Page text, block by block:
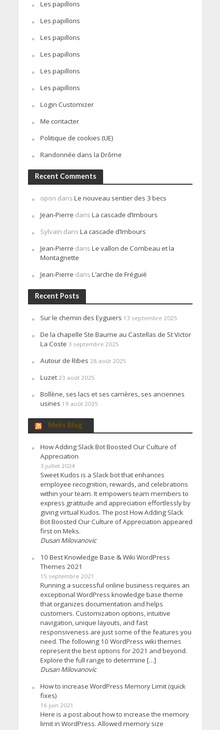
Les papillons
Les papillons
Les papillons
Les papillons
Les papillons
Les papillons
Login Customizer
Me contacter
Politique de cookies (UE)
Randonnée dans la Drôme
Recent Comments
opon dans Le nouveau sentier des 3 becs
Jean-Pierre dans La cascade d’Imbours
Sylvain dans La cascade d’Imbours
Jean-Pierre dans Le vallon de Combeau et la
Montagnette
Jean-Pierre dans L’arche de Fréguié
Recent Posts
Sur le chemin des Eyguiers 13 septembre 2025
De la chapelle Ste Baume au Castellas de St Victor
La Coste 3 septembre 2025
Autour de Ribes 28 août 2025
Luzet 23 août 2025
Bollène, ses lacs et ses carrières, ses anciennes
usines 19 août 2025
Meks Blog
How Adding Slack Bot Boosted Our Culture of
Appreciation
3 juillet 2024
Sweet Kudos is a Slack bot that enhances
employee recognition, rewards, and celebrations
within your team. It empowers team members to
express gratitude and appreciation effortlessly by
giving virtual Kudos. The post How Adding Slack
Bot Boosted Our Culture of Appreciation appeared
first on Meks.
Dusan Milovanovic
10 Best Knowledge Base & Wiki WordPress
Themes 2021
15 septembre 2021
Running a successful online business requires an
exceptional WordPress knowledge base theme
that organizes documentation and helps
customers. Customization options, intuitive
navigation, unique layouts, and fast
responsiveness are just some of the features you
need. The following 10 WordPress wiki themes
represent the best options for 2021 and beyond.
Explore the full range to determine […]
Dusan Milovanovic
How to increase WordPress Memory Limit (quick
fixes)
16 juin 2021
Here is a post about how to increase the memory
limit in WordPress. Allowed memory size